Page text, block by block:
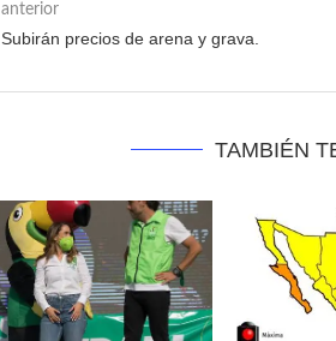
anterior
Subirán precios de arena y grava.
TAMBIÉN